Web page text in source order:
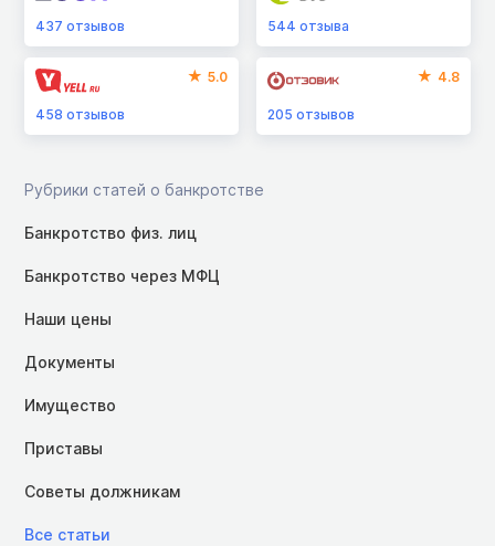
437 отзывов 544отзыва
5.0
458 отзывов
4.8
205отзывов
Рубрики статей о банкротстве
Банкротство физ. лиц
Банкротство через МФЦ
Наши цены
Документы
Имущество
Приставы
Советы должникам
Все статьи